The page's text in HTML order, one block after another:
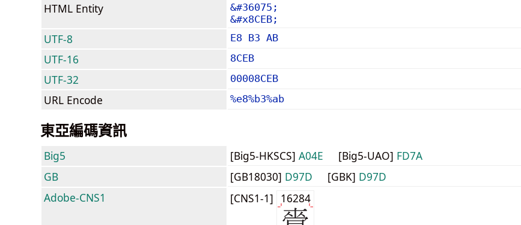
HTML Entity
&#36075;
&#x8CEB;
UTF-8 E8 B3 AB
UTF-16 8CEB
UTF-32 00008CEB
URL Encode %e8%b3%ab
東亞編碼資訊
Big5 [Big5-HKSCS] A04E [Big5-UAO] FD7A
GB
[GB18030] D97D [GBK] D97D
Adobe-CNS1
[CNS1-1] 16284